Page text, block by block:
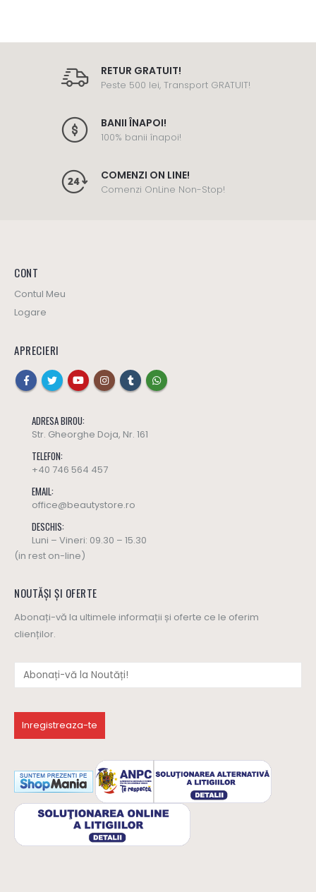
RETUR GRATUIT!
Peste 500 lei, Transport GRATUIT!
BANII ÎNAPOI!
100% banii înapoi!
COMENZI ON LINE!
Comenzi OnLine Non-Stop!
CONT
Contul Meu
Logare
APRECIERI
ADRESA BIROU:
Str. Gheorghe Doja, Nr. 161
TELEFON:
+40 746 564 457
EMAIL:
office@beautystore.ro
DESCHIS:
Luni – Vineri: 09.30 – 15.30
(in rest on-line)
NOUTĂȘI ȘI OFERTE
Abonați-vă la ultimele informații și oferte ce le oferim
clienților.